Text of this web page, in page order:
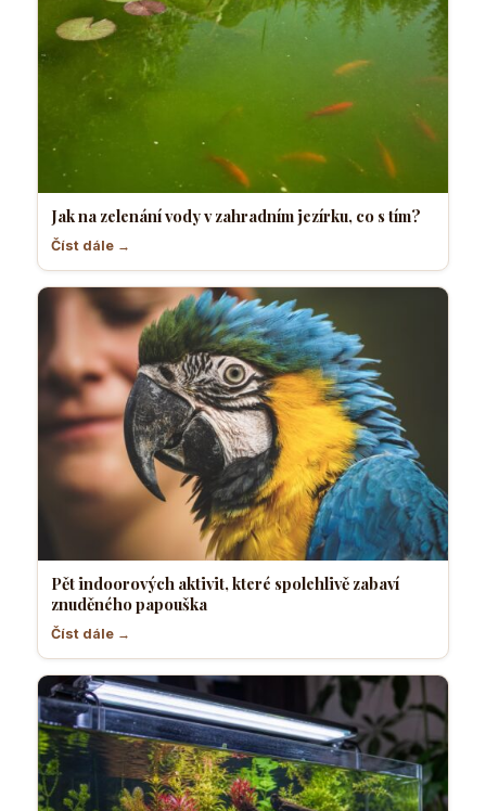
Jak na zelenání vody v zahradním jezírku, co s tím?
Číst dále →
Pět indoorových aktivit, které spolehlivě zabaví
znuděného papouška
Číst dále →